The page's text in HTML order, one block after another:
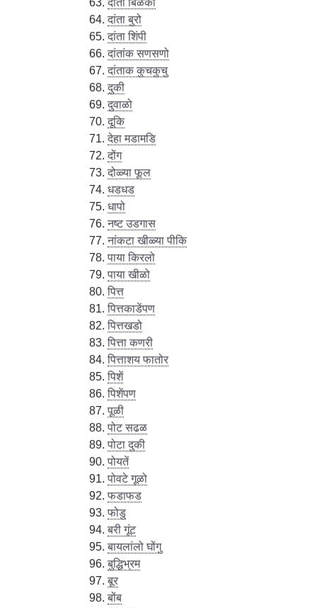
दांता बिळको
दांता बुरो
दांता शिंपी
दांतांक सणसणो
दांताक कुचकुचु
दुकी
दुवाळो
दूकि
देहा मडामडि
दोंग
दोळ्या फूल
धडधड
धापो
नष्ट उडगास
नांकटा खीळ्या पीकि
पाया किरलो
पाया खीळो
पित्त
पित्तकाडेंपण
पित्तखडो
पित्ता कणरी
पित्ताशय फातोर
पिशें
पिशेंपण
पूळी
पोट सढळ
पोटा दुकी
पोयतें
पोवटे गूळो
फडाफड
फोडु
बरी गूंट
बायलांलो घोंगु
बुद्धिभ्रम
बूर
बोंब